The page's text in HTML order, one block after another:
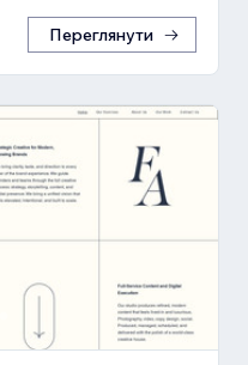
Переглянути